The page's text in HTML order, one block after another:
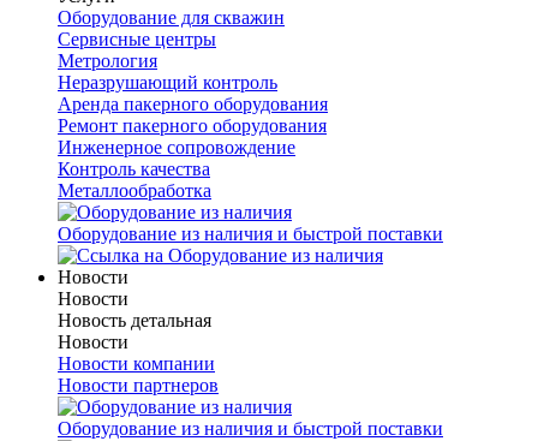
Оборудование для скважин
Сервисные центры
Метрология
Неразрушающий контроль
Аренда пакерного оборудования
Ремонт пакерного оборудования
Инженерное сопровождение
Контроль качества
Металлообработка
Оборудование из наличия и быстрой поставки
Новости
Новости
Новость детальная
Новости
Новости компании
Новости партнеров
Оборудование из наличия и быстрой поставки